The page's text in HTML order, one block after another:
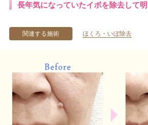
長年気になっていたイボを除去して
関連する施術 ほくろ・いぼ除去